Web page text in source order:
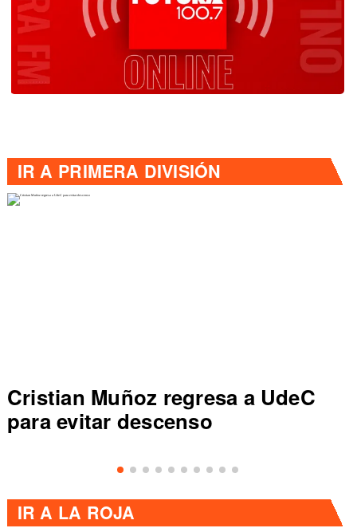
IR A PRIMERA DIVISIÓN
Cristian Muñoz regresa a UdeC
para evitar descenso
IR A LA ROJA